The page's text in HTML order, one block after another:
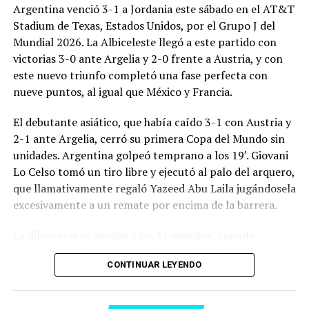
Argentina venció 3-1 a Jordania este sábado en el AT&T
Stadium de Texas, Estados Unidos, por el Grupo J del
Mundial 2026. La Albiceleste llegó a este partido con
victorias 3-0 ante Argelia y 2-0 frente a Austria, y con
este nuevo triunfo completó una fase perfecta con
nueve puntos, al igual que México y Francia.
El debutante asiático, que había caído 3-1 con Austria y
2-1 ante Argelia, cerró su primera Copa del Mundo sin
unidades. Argentina golpeó temprano a los 19′. Giovani
Lo Celso tomó un tiro libre y ejecutó al palo del arquero,
que llamativamente regaló Yazeed Abu Laila jugándosela
excesivamente a un remate por encima de la barrera.
Lautaro Martínez convirtió de penal el 2-0. El Toro
anotó su primer gol en Copas del Mundo, tras no
dentro del área sobre Marcos Senesi, que intentó ir a
CONTINUAR LEYENDO